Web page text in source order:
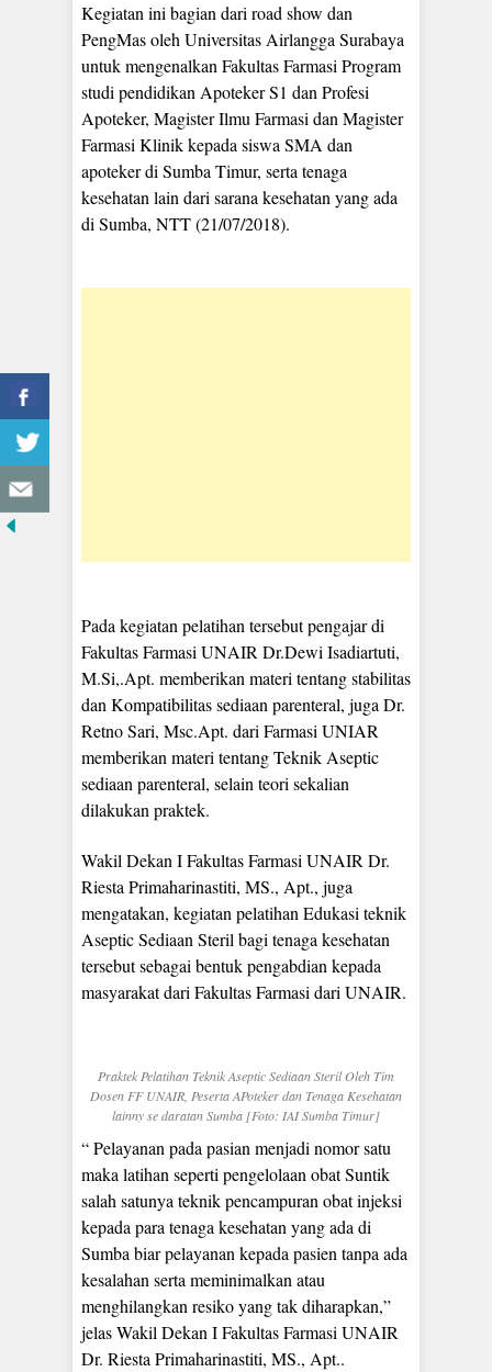
Kegiatan ini bagian dari road show dan
PengMas oleh Universitas Airlangga Surabaya
untuk mengenalkan Fakultas Farmasi Program
studi pendidikan Apoteker S1 dan Profesi
Apoteker, Magister Ilmu Farmasi dan Magister
Farmasi Klinik kepada siswa SMA dan
apoteker di Sumba Timur, serta tenaga
kesehatan lain dari sarana kesehatan yang ada
di Sumba, NTT (21/07/2018).
Pada kegiatan pelatihan tersebut pengajar di
Fakultas Farmasi UNAIR Dr.Dewi Isadiartuti,
M.Si,.Apt. memberikan materi tentang stabilitas
dan Kompatibilitas sediaan parenteral, juga Dr.
Retno Sari, Msc.Apt. dari Farmasi UNIAR
memberikan materi tentang Teknik Aseptic
sediaan parenteral, selain teori sekalian
dilakukan praktek.
Wakil Dekan I Fakultas Farmasi UNAIR Dr.
Riesta Primaharinastiti, MS., Apt., juga
mengatakan, kegiatan pelatihan Edukasi teknik
Aseptic Sediaan Steril bagi tenaga kesehatan
tersebut sebagai bentuk pengabdian kepada
masyarakat dari Fakultas Farmasi dari UNAIR.
Praktek Pelatihan Teknik Aseptic Sediaan Steril Oleh Tim
Dosen FF UNAIR, Peserta APoteker dan Tenaga Kesehatan
lainny se daratan Sumba [Foto: IAI Sumba Timur]
“ Pelayanan pada pasian menjadi nomor satu
maka latihan seperti pengelolaan obat Suntik
salah satunya teknik pencampuran obat injeksi
kepada para tenaga kesehatan yang ada di
Sumba biar pelayanan kepada pasien tanpa ada
kesalahan serta meminimalkan atau
menghilangkan resiko yang tak diharapkan,”
jelas Wakil Dekan I Fakultas Farmasi UNAIR
Dr. Riesta Primaharinastiti, MS., Apt..